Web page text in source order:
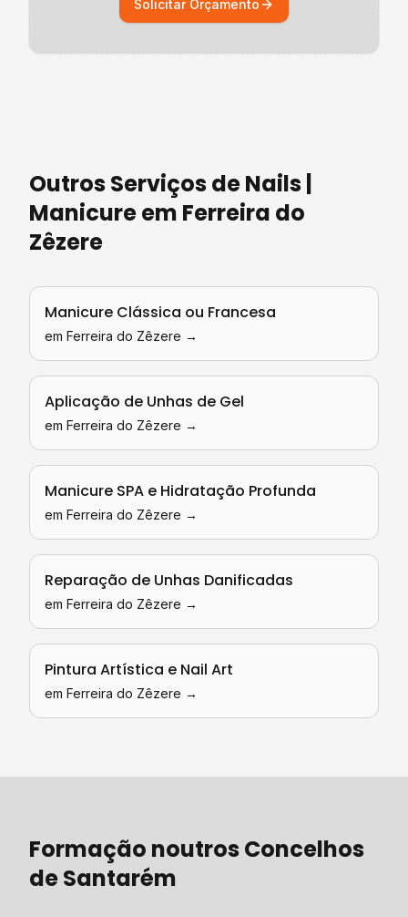
Solicitar Orçamento
Outros Serviços deNails |
Manicureem Ferreira do
Zêzere
Manicure Clássica ou Francesa
em Ferreira do Zêzere →
Aplicação de Unhas de Gel
em Ferreira do Zêzere →
Manicure SPA e Hidratação Profunda
em Ferreira do Zêzere →
Reparação de Unhas Danificadas
em Ferreira do Zêzere →
Pintura Artística e Nail Art
em Ferreira do Zêzere →
Formação noutros Concelhos
deSantarém